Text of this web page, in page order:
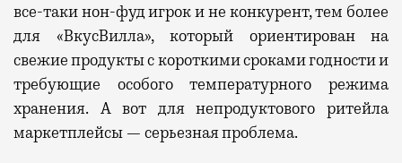
все-таки нон-фуд игрок и не конкурент, тем более
для «ВкусВилла», который ориентирован на
свежие продукты с короткими сроками годности и
требующие особого температурного режима
хранения. А вот для непродуктового ритейла
маркетплейсы — серьезная проблема.